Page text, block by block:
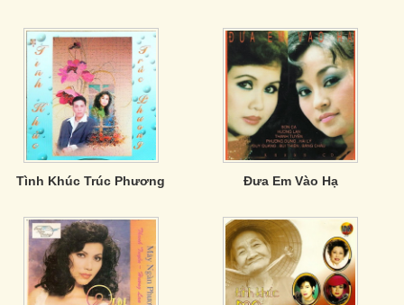
Tình Khúc Trúc Phương Đưa Em Vào Hạ